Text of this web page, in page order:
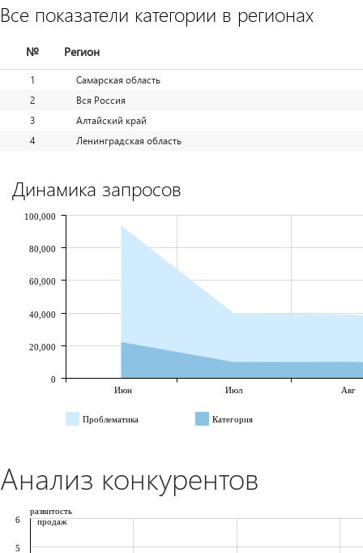
Все показатели категории в регионах
№ Регион
1
Самарская область
2
Вся Россия
3
Алтайский край
4
Ленинградская область
Динамика запросов
Июн Июл Авг
0
20,000
40,000
60,000
80,000
100,000
Проблематика Категория
Анализ конкурентов
5
6
развитость
продаж